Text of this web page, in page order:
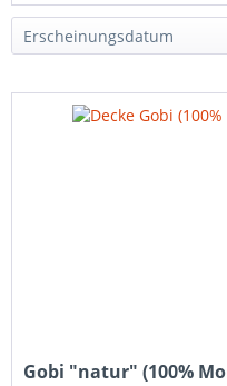
Gobi "natur" (100%